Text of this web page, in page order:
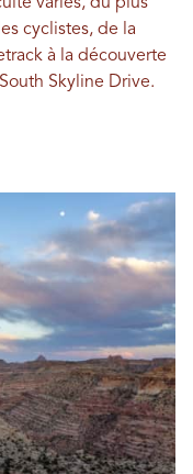
cyclistes, de la
à la découverte
Skyline Drive.